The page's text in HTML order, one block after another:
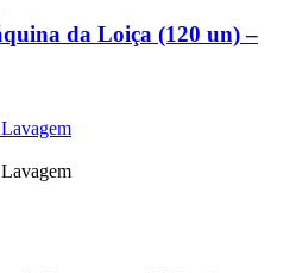
da Loiça (120 un) –